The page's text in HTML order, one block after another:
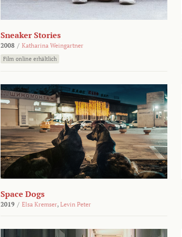
Sneaker Stories
2008 / Katharina Weingartner
Film online erhältlich
Space Dogs
2019 / Elsa Kremser, Levin Peter